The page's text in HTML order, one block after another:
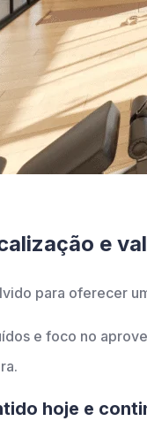
e
para oferecer
e foco no
hoje e